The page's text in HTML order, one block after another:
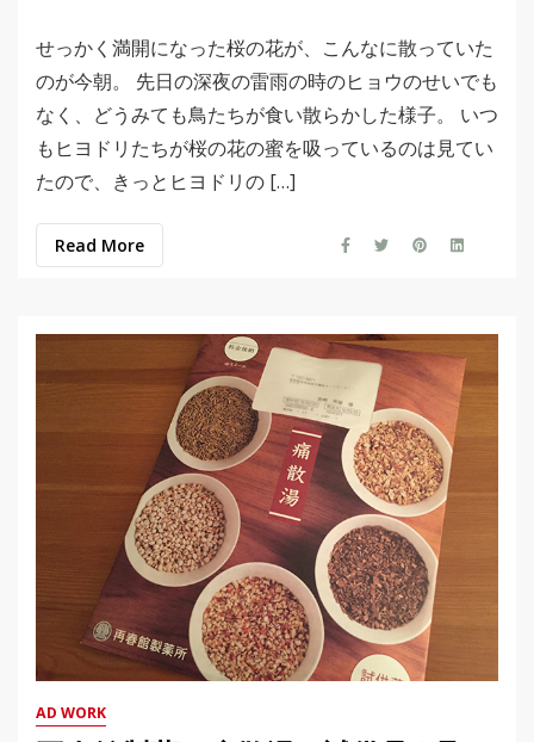
せっかく満開になった桜の花が、こんなに散っていた
のが今朝。 先日の深夜の雷雨の時のヒョウのせいでも
なく、どうみても鳥たちが食い散らかした様子。 いつ
もヒヨドリたちが桜の花の蜜を吸っているのは見てい
たので、きっとヒヨドリの […]
Read More
AD WORK